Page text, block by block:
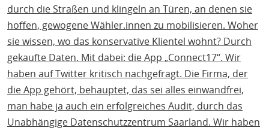
durch die Straßen und klingeln an Türen, an denen sie
hoffen, gewogene Wähler.innen zu mobilisieren. Woher
sie wissen, wo das konservative Klientel wohnt? Durch
gekaufte Daten. Mit dabei: die App „Connect17“. Wir
haben auf Twitter kritisch nachgefragt. Die Firma, der
die App gehört, behauptet, das sei alles einwandfrei,
man habe ja auch ein erfolgreiches Audit, durch das
Unabhängige Datenschutzzentrum Saarland. Wir haben